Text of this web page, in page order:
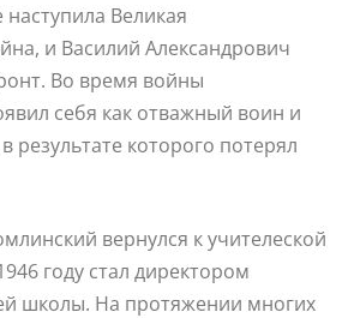
Великая
и Василий Александрович
Во время войны
себя как отважный воин и
результате которого потерял
вернулся к учителеской
году стал директором
школы. На протяжении многих